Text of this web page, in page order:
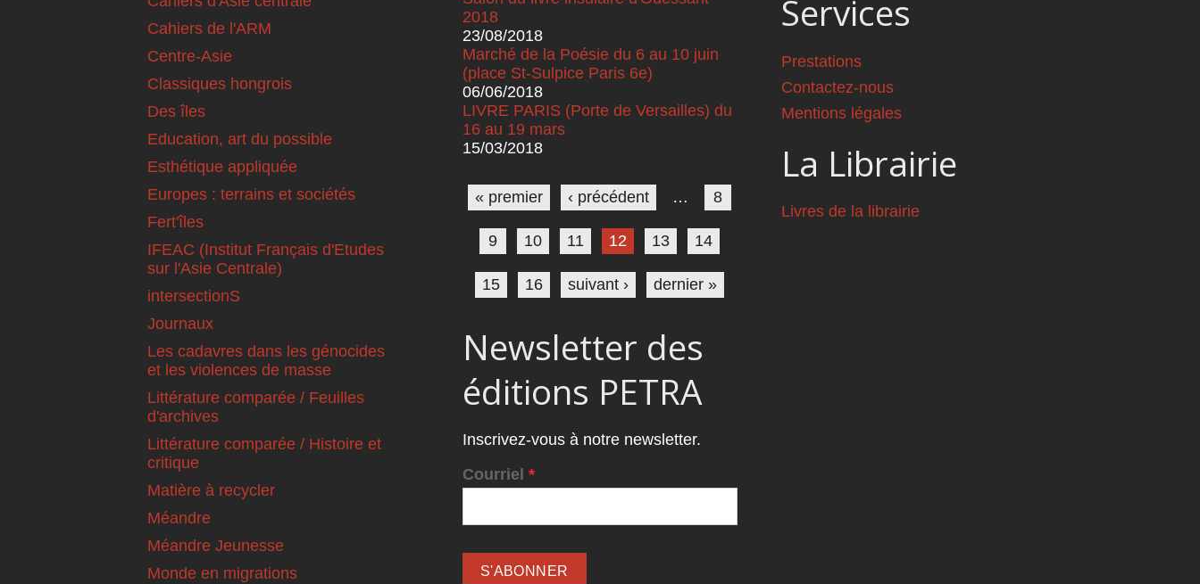
Cahiers de l'ARM
Centre-Asie
Classiques hongrois
Des îles
Education, art du possible
Esthétique appliquée
Europes : terrains et sociétés
Fert'îles
IFEAC (Institut Français d'Etudes
sur l'Asie Centrale)
intersectionS
Journaux
Les cadavres dans les génocides
et les violences de masse
Littérature comparée / Feuilles
d'archives
Littérature comparée / Histoire et
critique
Matière à recycler
Méandre
Méandre Jeunesse
Monde en migrations
2018
23/08/2018
Marché de la Poésie du 6 au 10 juin
(place St-Sulpice Paris 6e)
06/06/2018
LIVRE PARIS (Porte de Versailles) du
16 au 19 mars
15/03/2018
Pages
« premier ‹ précédent … 8
9 10 11 12 13 14
15 16 suivant › dernier »
Newsletter des
éditions PETRA
Inscrivez-vous à notre newsletter.
Courriel *
Services
Prestations
Contactez-nous
Mentions légales
La Librairie
Livres de la librairie